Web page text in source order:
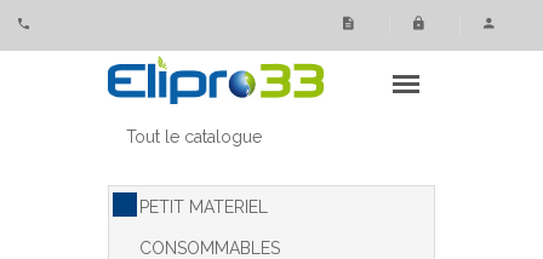
Tout le catalogue
PETIT MATERIEL
CONSOMMABLES
Panneau de gestion des cookies